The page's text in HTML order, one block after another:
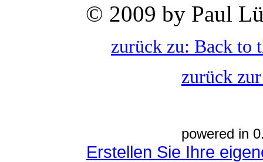
© 2009 by Paul
zurück zu: Back to
zurück
powered in
Erstellen Sie Ihre